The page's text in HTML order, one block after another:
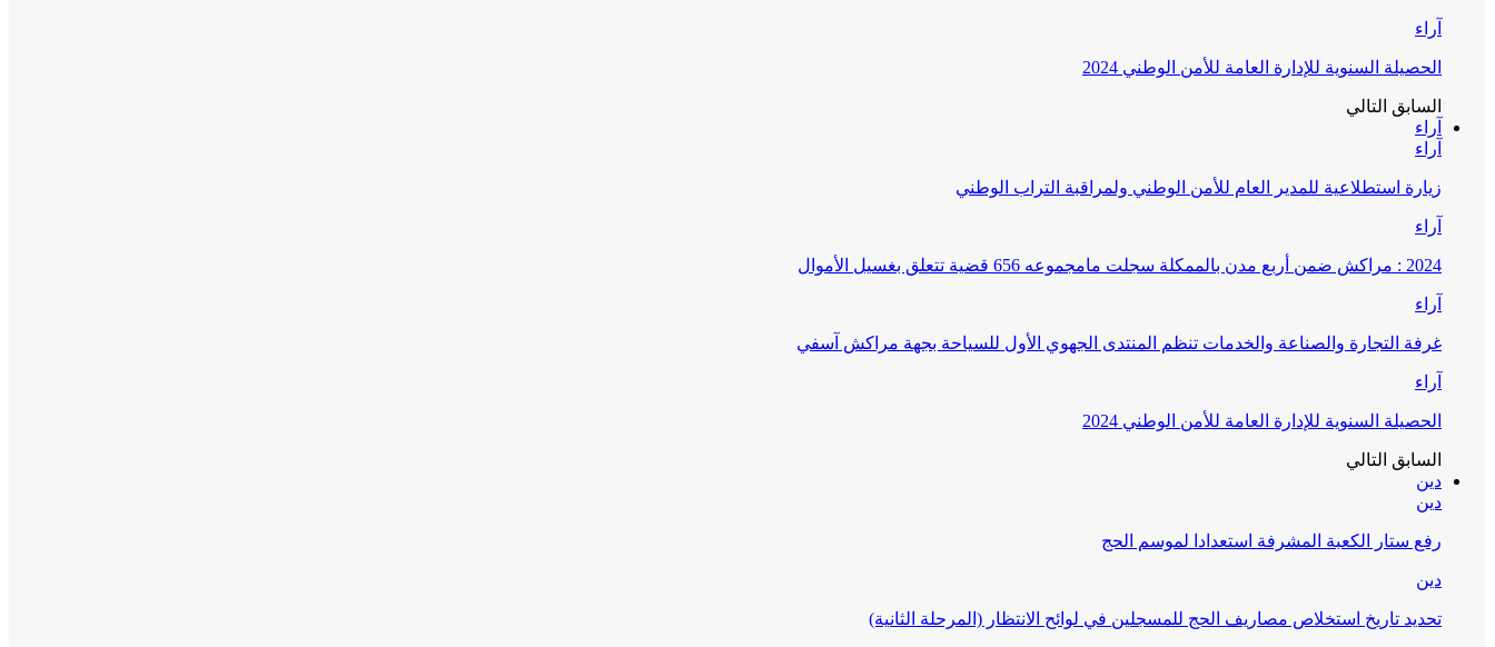
آراء
الحصيلة السنوية للإدارة العامة للأمن الوطني 2024
السابق التالي
آراء
آراء
زيارة استطلاعية للمدير العام للأمن الوطني ولمراقبة التراب الوطني
آراء
2024 : مراكش ضمن أربع مدن بالممكلة سجلت مامجموعه 656 قضية تتعلق بغسيل الأموال
آراء
غرفة التجارة والصناعة والخدمات تنظم المنتدى الجهوي الأول للسياحة بجهة مراكش آسفي
آراء
الحصيلة السنوية للإدارة العامة للأمن الوطني 2024
السابق التالي
دين
دين
رفع ستار الكعبة المشرفة استعدادا لموسم الحج
دين
تحديد تاريخ استخلاص مصاريف الحج للمسجلين في لوائح الانتظار (المرحلة الثانية)